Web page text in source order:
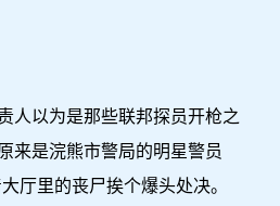
以为是那些联邦探员开枪之
来是浣熊市警局的明星警员
厅里的丧尸挨个爆头处决。